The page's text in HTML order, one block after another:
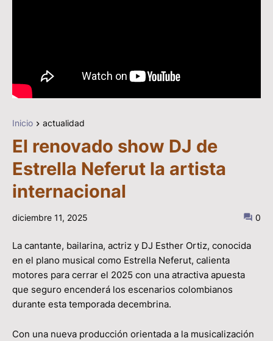
Inicio actualidad
El renovado show DJ de
Estrella Neferut la artista
internacional
diciembre 11, 2025 0
La cantante, bailarina, actriz y DJ Esther Ortiz, conocida
en el plano musical como Estrella Neferut, calienta
motores para cerrar el 2025 con una atractiva apuesta
que seguro encenderá los escenarios colombianos
durante esta temporada decembrina.
Con una nueva producción orientada a la musicalización